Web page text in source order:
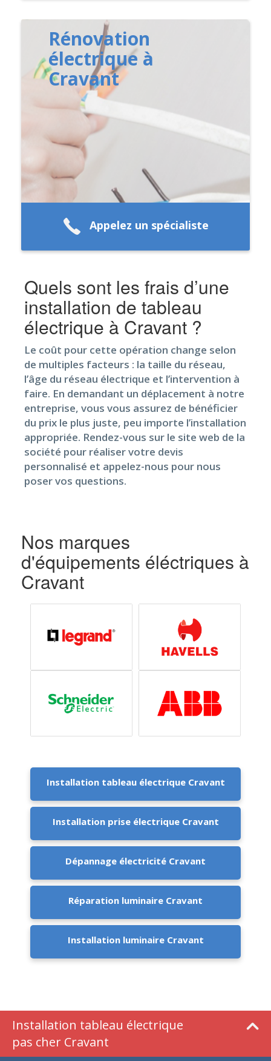
Rénovation
électrique à
Cravant
Appelez un spécialiste
Quels sont les frais d’une
installation de tableau
électrique à Cravant ?
Le coût pour cette opération change selon
de multiples facteurs : la taille du réseau,
l’âge du réseau électrique et l’intervention à
faire. En demandant un déplacement à notre
entreprise, vous vous assurez de bénéficier
du prix le plus juste, peu importe l’installation
appropriée. Rendez-vous sur le site web de la
société pour réaliser votre devis
personnalisé et appelez-nous pour nous
poser vos questions.
Nos marques
d'équipements éléctriques à
Cravant
Installation tableau électrique Cravant
Installation prise électrique Cravant
Dépannage électricité Cravant
Réparation luminaire Cravant
Installation luminaire Cravant
Installation tableau électrique
pas cher Cravant